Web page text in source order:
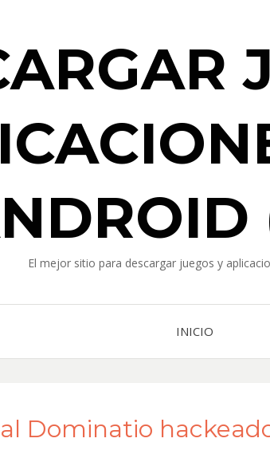
El mejor sitio para descargar juegos y
INICIO
Dominatio